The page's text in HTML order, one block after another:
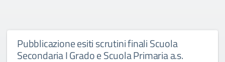
Pubblicazione esiti scrutini finali Scuola
Secondaria I Grado e Scuola Primaria a.s.